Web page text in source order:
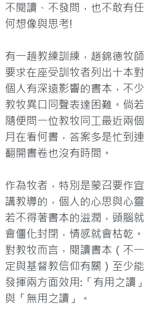
不閱讀、不發問，也不敢有任
何想像與思考!
有一趟教練訓練，趙錦德牧師
要求在座受訓牧者列出十本對
個人有深遠影響的書本，不少
教牧異口同聲表達困難。倘若
隨便問一位教牧同工最近兩個
月在看何書，答案多是忙到連
翻開書卷也沒有時間。
作為牧者，特別是蒙召要作宣
講教導的，個人的心思與心靈
若不得著書本的滋潤，頭腦就
會僵化封閉，情感就會枯乾。
對教牧而言，閱讀書本（不一
定與基督教信仰有關）至少能
發揮兩方面效用:「有用之讀」
與「無用之讀」。